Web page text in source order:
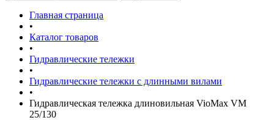
Главная страница
•
Каталог товаров
•
Гидравлические тележки
•
Гидравлические тележки с длинными вилами
•
Гидравлическая тележка длиновильная VioMax VM
25/130